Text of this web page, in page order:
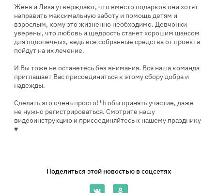
Женя и Лиза утверждают, что вместо подарков они хотят
направить максимальную заботу и помощь детям и
взрослым, кому это жизненно необходимо. Девчонки
уверены, что любовь и щедрость станет хорошим шансом
для подопечных, ведь все собранные средства от проекта
пойдут на их лечение.
И Вы тоже не останетесь без внимания. Вся наша команда
приглашает Вас присоединиться к этому сбору добра и
надежды.
Сделать это очень просто! Чтобы принять участие, даже
не нужно регистрироваться. Смотрите нашу
видеоинструкцию и присоединяйтесь к нашему празднику
♥️
Поделиться этой новостью в соцсетях